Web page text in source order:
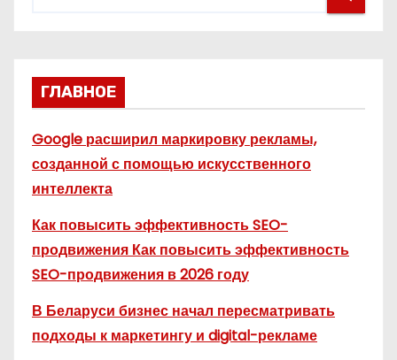
ГЛАВНОЕ
Google расширил маркировку рекламы,
созданной с помощью искусственного
интеллекта
Как повысить эффективность SEO-
продвижения Как повысить эффективность
SEO-продвижения в 2026 году
В Беларуси бизнес начал пересматривать
подходы к маркетингу и digital-рекламе